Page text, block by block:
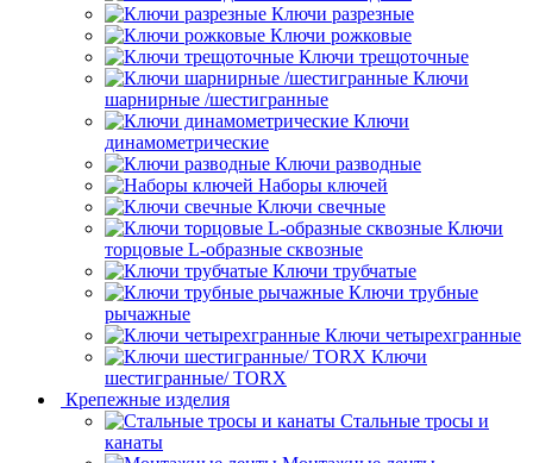
Ключи разрезные
Ключи рожковые
Ключи трещоточные
Ключи
шарнирные /шестигранные
Ключи
динамометрические
Ключи разводные
Наборы ключей
Ключи свечные
Ключи
торцовые L-образные сквозные
Ключи трубчатые
Ключи трубные
рычажные
Ключи четырехгранные
Ключи
шестигранные/ TORX
Крепежные изделия
Стальные тросы и
канаты